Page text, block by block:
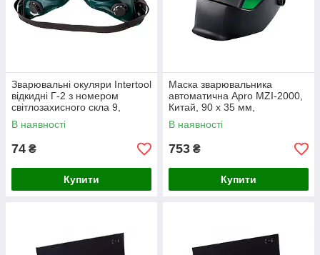
Зварювальні окуляри Intertool
відкидні Г-2 з номером
світлозахисного скла 9,
захист органів зору
В наявності
74 ₴
Купити
Маска зварювальника
автоматична Apro MZI-2000,
Китай, 90 x 35 мм,
затемнення 0.6 с
В наявності
753 ₴
Купити